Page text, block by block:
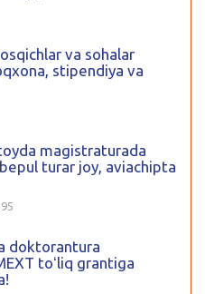
va sohalar
stipendiya va
magistraturada
turar joy, aviachipta
doktorantura
toʻliq grantiga